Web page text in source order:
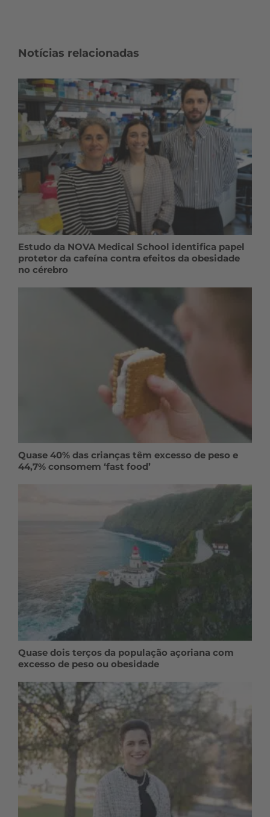
Notícias relacionadas
Estudo da NOVA Medical School identifica papel
protetor da cafeína contra efeitos da obesidade
no cérebro
Quase 40% das crianças têm excesso de peso e
44,7% consomem ‘fast food’
Quase dois terços da população açoriana com
excesso de peso ou obesidade